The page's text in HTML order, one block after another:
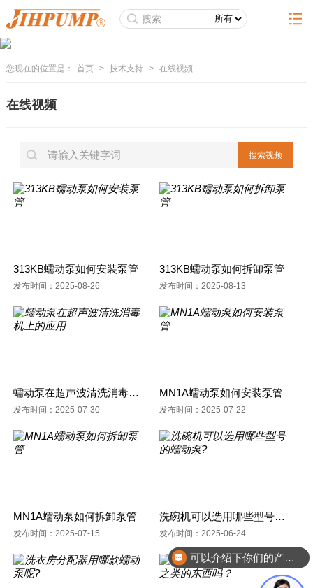
您现在的位置是： 首页 > 技术支持 > 在线视频
在线视频
313KB蠕动泵如何安装泵管
发布时间：2025-08-26
313KB蠕动泵如何拆卸泵管
发布时间：2025-08-13
蠕动泵在超声波清洗消毒机上的应用
发布时间：2025-07-30
MN1A蠕动泵如何安装泵管
发布时间：2025-07-22
MN1A蠕动泵如何拆卸泵管
发布时间：2025-07-15
洗碗机可以选用哪些型号的蠕动泵?
发布时间：2025-06-24
可以介绍下你们的产品么？